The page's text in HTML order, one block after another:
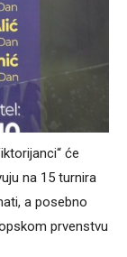
će
na 15 turnira
a posebno
prvenstvu